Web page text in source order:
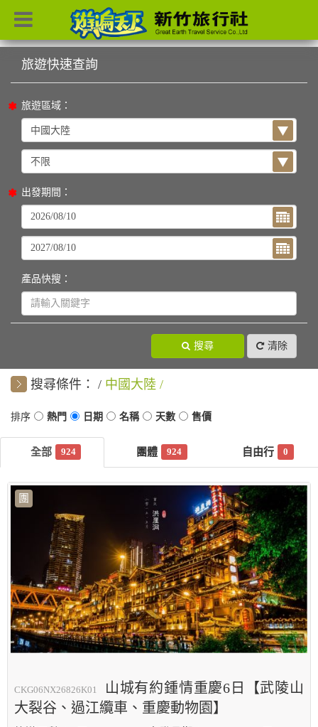
目前位置： 首頁 列表
旅遊區域：
出發期間：
產品快搜：
搜尋 清除
搜尋條件： 中國大陸
924 924 0
團
CKG06NX26826K01
山城有約鍾情重慶6日【武陵山
大裂谷、過江纜車、重慶動物園】